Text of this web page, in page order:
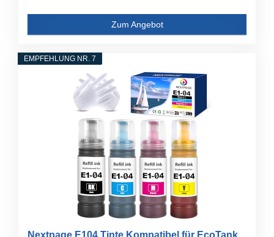
Zum Angebot
EMPFEHLUNG NR. 7
Nextpage E104 Tinte Kompatibel für EcoTank